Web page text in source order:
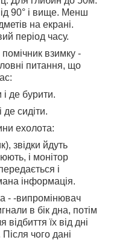
90° і вище. Менш
на екрані.
період часу.
взимку -
питання, що
де бурити.
де сидіти.
ехолота:
звідки йдуть
і монітор
і
інформація.
- -випромінювач
в бік дна, потім
відбиття їх від дні
чого дані